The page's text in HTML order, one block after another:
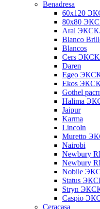
Benadresa
60х120
80х80
Aral
Blanco
Blancos
Cers
Daren
Egeo
Ekos
Gothel
Halima
Jaipur
Karma
Lincoln
Muretto
Nairobi
Newbury
Newbury
Nobile
Status
Stryn
Сaspio
Ceracasa